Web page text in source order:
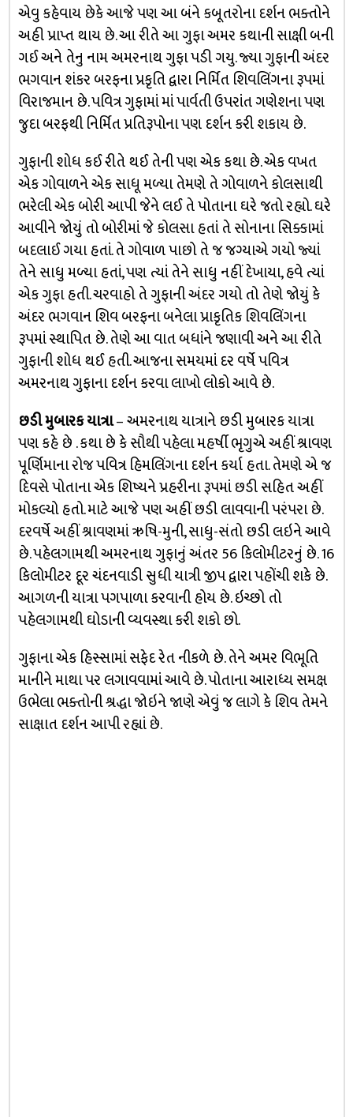
એવુ કહેવાય છેકે આજે પણ આ બંને કબૂતરોના દર્શન ભક્તોને
અહી પ્રાપ્ત થાય છે. આ રીતે આ ગુફા અમર કથાની સાક્ષી બની
ગઈ અને તેનુ નામ અમરનાથ ગુફા પડી ગયુ. જ્યા ગુફાની અંદર
ભગવાન શંકર બરફના પ્રકૃતિ દ્વારા નિર્મિત શિવલિંગના રૂપમાં
વિરાજમાન છે. પવિત્ર ગુફામાં માં પાર્વતી ઉપરાંત ગણેશના પણ
જુદા બરફથી નિર્મિત પ્રતિરૂપોના પણ દર્શન કરી શકાય છે.
ગુફાની શોધ કઈ રીતે થઈ તેની પણ એક કથા છે. એક વખત
એક ગોવાળને એક સાધૂ મળ્યા તેમણે તે ગોવાળને કોલસાથી
ભરેલી એક બોરી આપી જેને લઈ તે પોતાના ઘરે જતો રહ્યો. ઘરે
આવીને જોયું તો બોરીમાં જે કોલસા હતાં તે સોનાના સિક્કામાં
બદલાઈ ગયા હતાં. તે ગોવાળ પાછો તે જ જગ્યાએ ગયો જ્યાં
તેને સાધુ મળ્યા હતાં, પણ ત્યાં તેને સાધુ નહીં દેખાયા, હવે ત્યાં
એક ગુફા હતી. ચરવાહો તે ગુફાની અંદર ગયો તો તેણે જોયું કે
અંદર ભગવાન શિવ બરફના બનેલા પ્રાકૃતિક શિવલિંગના
રૂપમાં સ્થાપિત છે. તેણે આ વાત બધાંને જણાવી અને આ રીતે
ગુફાની શોધ થઈ હતી. આજના સમયમાં દર વર્ષે પવિત્ર
અમરનાથ ગુફાના દર્શન કરવા લાખો લોકો આવે છે.
છડી મુબારક યાત્રા– અમરનાથ યાત્રાને છડી મુબારક યાત્રા
પણ કહે છે . કથા છે કે સૌથી પહેલા મહર્ષી ભૃગુએ અહીં શ્રાવણ
પૂર્ણિમાના રોજ પવિત્ર હિમલિંગના દર્શન કર્યા હતા. તેમણે એ જ
દિવસે પોતાના એક શિષ્યને પ્રહરીના રૂપમાં છડી સહિત અહીં
મોકલ્યો હતો. માટે આજે પણ અહીં છડી લાવવાની પરંપરા છે.
દરવર્ષે અહીં શ્રાવણમાં ઋષિ-મુની, સાધુ-સંતો છડી લઇને આવે
છે. પહેલગામથી અમરનાથ ગુફાનું અંતર 56 કિલોમીટરનું છે. 16
કિલોમીટર દૂર ચંદનવાડી સુધી યાત્રી જીપ દ્વારા પહોંચી શકે છે.
આગળની યાત્રા પગપાળા કરવાની હોય છે. ઇચ્છો તો
પહેલગામથી ઘોડાની વ્યવસ્થા કરી શકો છો.
ગુફાના એક હિસ્સામાં સફેદ રેત નીકળે છે. તેને અમર વિભૂતિ
માનીને માથા પર લગાવવામાં આવે છે. પોતાના આરાધ્ય સમક્ષ
ઉભેલા ભક્તોની શ્રદ્ધા જોઇને જાણે એવું જ લાગે કે શિવ તેમને
સાક્ષાત દર્શન આપી રહ્યાં છે.